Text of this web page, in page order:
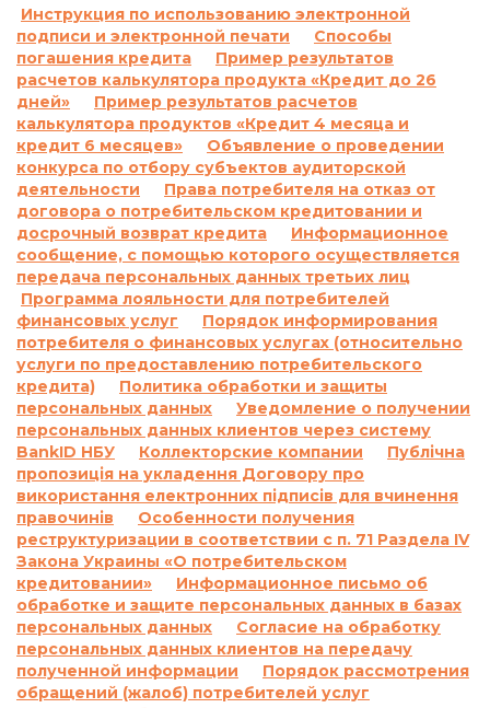
1. Возможные последствия для потребителя в
случае пользования потребительским
кредитом или невыполнение им обязанностей
согласно договору о потребительском кредите,
включая просрочку выполнения обязательств
по уплате платежей, а также размер неустойки,
процентной ставки, других платежей,
применяемых или взимаемых в случае
невыполнения обязательства по договору о
потребительском кредите:
1.1.Ответственность за просрочку
выполнения и/или невыполнение условий
договора:
По договору о предоставлении кредита по
продукту «Кредит до 26 дней»:
Согласно п. 7.5. Договора о предоставлении
кредита:
«В случае просрочки выполнения Заемщиком
денежного обязательства по уплате процентов
за пользование Кредитом и/или Комиссии и/
или суммы Кредита в определенные
Договором сроки, на основании положений
части 2 статьи 625 Гражданского кодекса
Украины Кредитодатель имеет право
требовать, а Заемщик обязан уплатить
Кредитодателю сумму задолженности с учетом
3700 (три тысячи семьсот) процентов годовых
от просроченной суммы задолженности.
Инструкция по использованию электронной
подписи и электронной печати
Способы
погашения кредита
Пример результатов
расчетов калькулятора продукта «Кредит до 26
дней»
Пример результатов расчетов
калькулятора продуктов «Кредит 4 месяца и
кредит 6 месяцев»
Объявление о проведении
конкурса по отбору субъектов аудиторской
деятельности
Права потребителя на отказ от
договора о потребительском кредитовании и
досрочный возврат кредита
Информационное
сообщение, с помощью которого осуществляется
передача персональных данных третьих лиц
Программа лояльности для потребителей
финансовых услуг
Порядок информирования
потребителя о финансовых услугах (относительно
услуги по предоставлению потребительского
кредита)
Политика обработки и защиты
персональных данных
Уведомление о получении
персональных данных клиентов через систему
BankID НБУ
Коллекторские компании
Публічна
пропозиція на укладення Договору про
використання електронних підписів для вчинення
правочинів
Особенности получения
реструктуризации в соответствии с п. 71 Раздела IV
Закона Украины «О потребительском
кредитовании»
Информационное письмо об
обработке и защите персональных данных в базах
персональных данных
Согласие на обработку
персональных данных клиентов на передачу
полученной информации
Порядок рассмотрения
обращений (жалоб) потребителей услуг